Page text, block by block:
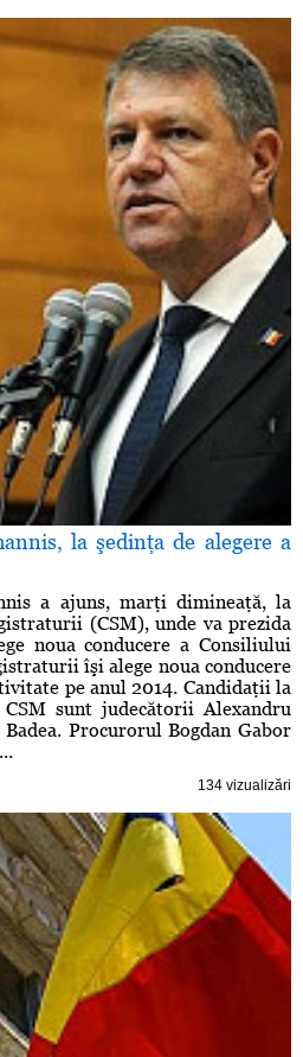
la şedinţa de alegere a
a ajuns, marţi dimineaţă, la
(CSM), unde va prezida
noua conducere a Consiliului
îşi alege noua conducere
pe anul 2014. Candidaţii la
sunt judecătorii Alexandru
Procurorul Bogdan Gabor
134 vizualizări